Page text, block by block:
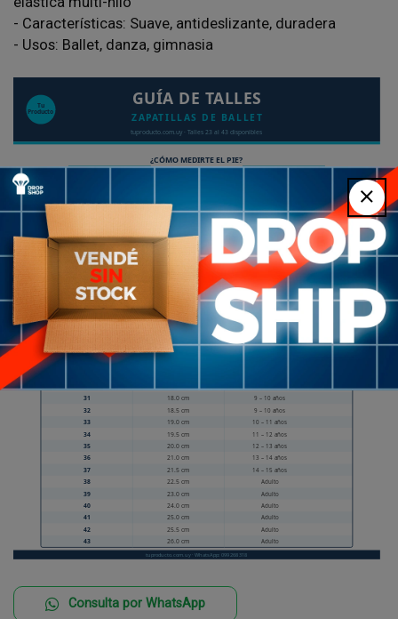
- Características: Suave, antideslizante, duradera
- Usos: Ballet, danza, gimnasia
Consulta por WhatsApp